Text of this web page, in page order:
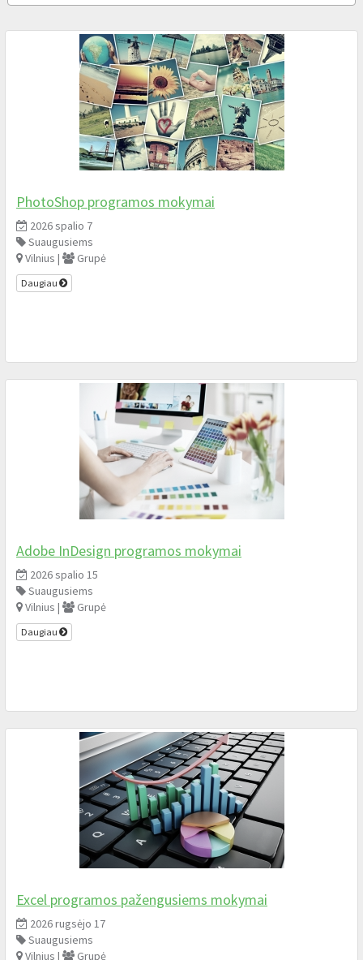
PhotoShop programos mokymai
2026 spalio 7
Suaugusiems
Vilnius |
Grupė
Daugiau
Adobe InDesign programos mokymai
2026 spalio 15
Suaugusiems
Vilnius |
Grupė
Daugiau
Excel programos pažengusiems mokymai
2026 rugsėjo 17
Suaugusiems
Vilnius |
Grupė